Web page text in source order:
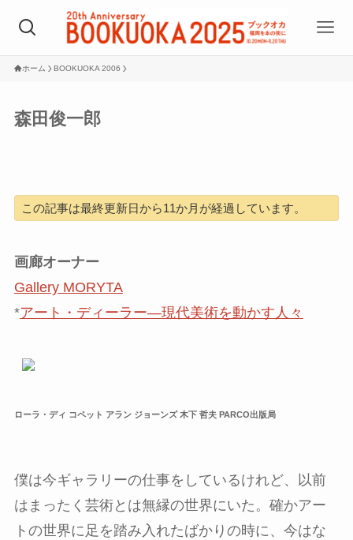
ホーム BOOKUOKA 2006
森田俊一郎
この記事は最終更新日から11か月が経過しています。
画廊オーナー
Gallery MORYTA
*アート・ディーラー―現代美術を動かす人々
ローラ・ディ コペット アラン ジョーンズ 木下 哲夫 PARCO出版局
僕は今ギャラリーの仕事をしているけれど、以前
はまったく芸術とは無縁の世界にいた。確かアー
トの世界に足を踏み入れたばかりの時に、今はな